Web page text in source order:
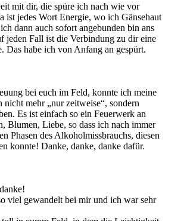
mit dir, die spüre ich nach wie vor
ist jedes Wort Energie, wo ich Gänsehaut
dann auch sofort angebunden bin ans
jeden Fall ist die Verbindung zu dir eine
Das habe ich von Anfang an gespürt.
bei euch im Feld, konnte ich meine
nicht mehr „nur zeitweise“, sondern
Es ist einfach so ein Feuerwerk an
Blumen, Liebe, so dass ich nach immer
Phasen des Alkoholmissbrauchs, diesen
konnte! Danke, danke, danke dafür.
viel gewandelt bei mir und ich war sehr